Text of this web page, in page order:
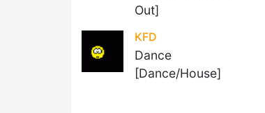
Out]
KFD
Dance
[Dance/House]